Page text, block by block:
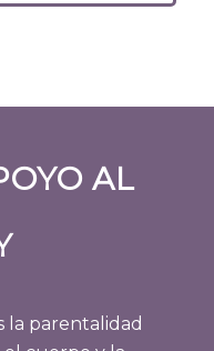
AL
la parentalidad